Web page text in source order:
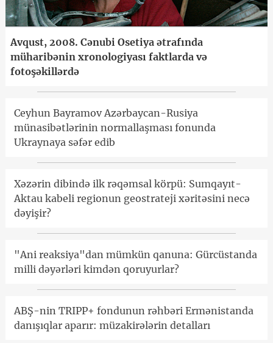
Avqust, 2008. Cənubi Osetiya ətrafında
müharibənin xronologiyası faktlarda və
fotoşəkillərdə
Ceyhun Bayramov Azərbaycan-Rusiya
münasibətlərinin normallaşması fonunda
Ukraynaya səfər edib
Xəzərin dibində ilk rəqəmsal körpü: Sumqayıt-
Aktau kabeli regionun geostrateji xəritəsini necə
dəyişir?
"Ani reaksiya"dan mümkün qanuna: Gürcüstanda
milli dəyərləri kimdən qoruyurlar?
ABŞ-nin TRIPP+ fondunun rəhbəri Ermənistanda
danışıqlar aparır: müzakirələrin detalları